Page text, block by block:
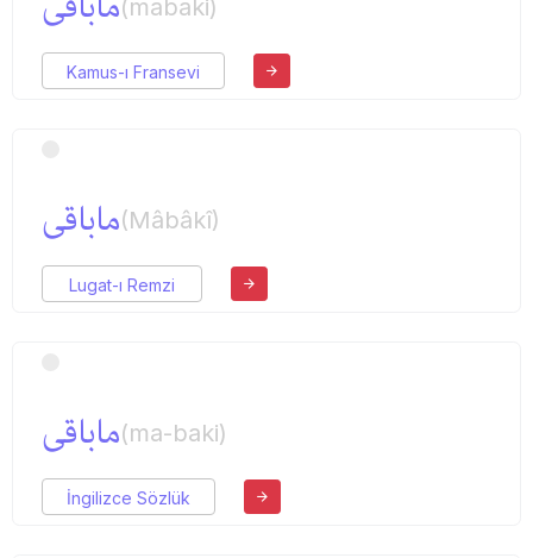
(mabaki)
Kamus-ı Fransevi
ماباقی(Mâbâkî)
Lugat-ı Remzi
ماباقی(ma-baki)
İngilizce Sözlük